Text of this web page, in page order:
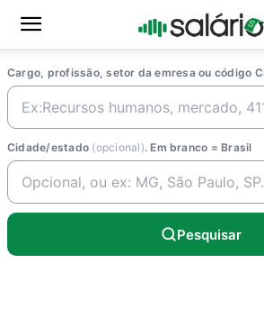
Cargo, profissão, setor da emresa ou código
Cidade/estado (opcional). Em branco = Brasil
Pesquisar